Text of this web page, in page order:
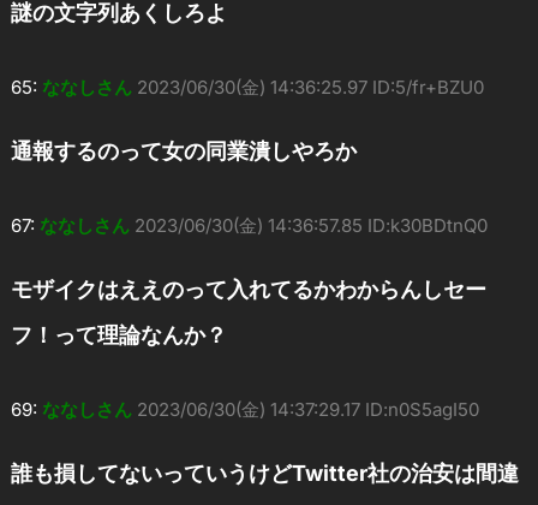
謎の文字列あくしろよ
65: ななしさん 2023/06/30(金) 14:36:25.97 ID:5/fr+BZU0
通報するのって女の同業潰しやろか
67: ななしさん 2023/06/30(金) 14:36:57.85 ID:k30BDtnQ0
モザイクはええのって入れてるかわからんしセー
フ！って理論なんか？
69: ななしさん 2023/06/30(金) 14:37:29.17 ID:n0S5agI50
誰も損してないっていうけどTwitter社の治安は間違